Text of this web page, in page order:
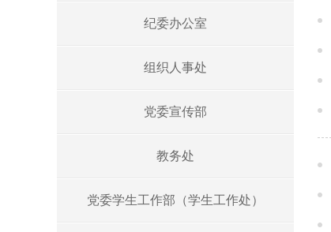
纪委办公室
组织人事处
党委宣传部
教务处
党委学生工作部（学生工作处）